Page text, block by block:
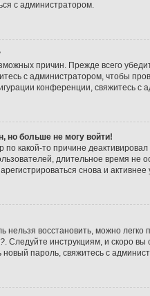
с администратором.
причин. Прежде всего
с администратором, чтобы
конференции, свяжитесь с
но больше не могу войти!
по какой-то причине
длительное время
снова и активнее
нельзя восстановить, можно
. Следуйте инструкциям, и скоро
новый пароль, свяжитесь с